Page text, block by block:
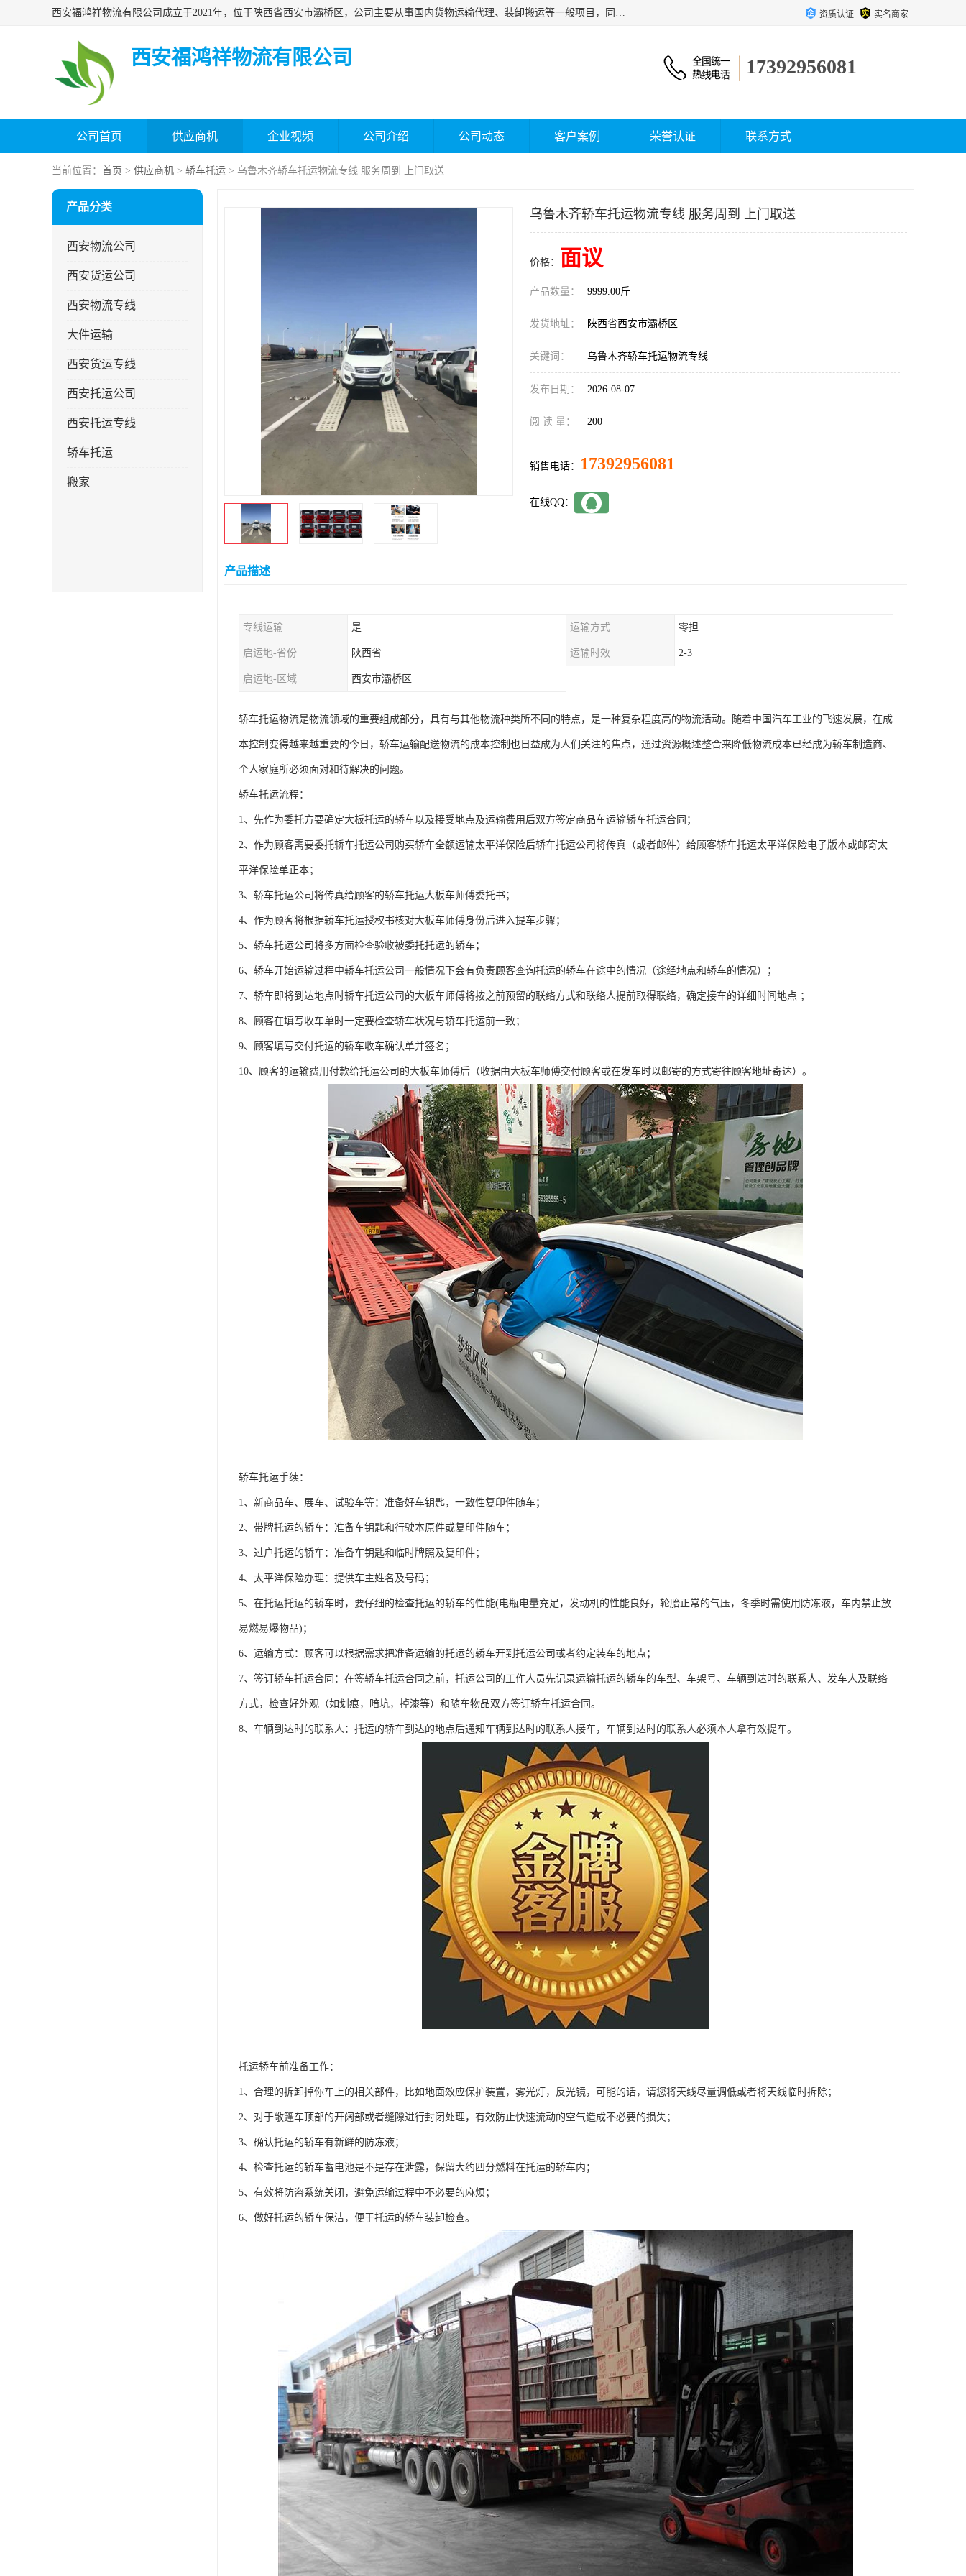
西安福鸿祥物流有限公司成立于2021年，位于陕西省西安市灞桥区，公司主要从事国内货物运输代理、装卸搬运等一般项目，同时具备道路货物运输（不含危险货物）的许可资质。凭借专业的物流服务和*的运输能力，公司致力于为客户提供安全、可靠的物流解决方案，满足多样化的运输需求，助力企业*运营。 资质认证 实名商家
西安福鸿祥物流有限公司 17392956081
公司首页 供应商机 企业视频 公司介绍 公司动态 客户案例 荣誉认证 联系方式
当前位置： 首页 > 供应商机 > 轿车托运 > 乌鲁木齐轿车托运物流专线 服务周到 上门取送
产品分类
西安物流公司
西安货运公司
西安物流专线
大件运输
西安货运专线
西安托运公司
西安托运专线
轿车托运
搬家
乌鲁木齐轿车托运物流专线 服务周到 上门取送
价格： 面议
产品数量： 9999.00斤
发货地址： 陕西省西安市灞桥区
关键词： 乌鲁木齐轿车托运物流专线
发布日期： 2026-08-07
阅 读 量： 200
销售电话： 17392956081
在线QQ：
产品描述
专线运输 是 运输方式 零担
启运地-省份 陕西省 运输时效 2-3
启运地-区域 西安市灞桥区
轿车托运物流是物流领域的重要组成部分，具有与其他物流种类所不同的特点，是一种复杂程度高的物流活动。随着中国汽车工业的飞速发展，在成
本控制变得越来越重要的今日，轿车运输配送物流的成本控制也日益成为人们关注的焦点，通过资源概述整合来降低物流成本已经成为轿车制造商、
个人家庭所必须面对和待解决的问题。
轿车托运流程：
1、先作为委托方要确定大板托运的轿车以及接受地点及运输费用后双方签定商品车运输轿车托运合同；
2、作为顾客需要委托轿车托运公司购买轿车全额运输太平洋保险后轿车托运公司将传真（或者邮件）给顾客轿车托运太平洋保险电子版本或邮寄太
平洋保险单正本；
3、轿车托运公司将传真给顾客的轿车托运大板车师傅委托书；
4、作为顾客将根据轿车托运授权书核对大板车师傅身份后进入提车步骤；
5、轿车托运公司将多方面检查验收被委托托运的轿车；
6、轿车开始运输过程中轿车托运公司一般情况下会有负责顾客查询托运的轿车在途中的情况（途经地点和轿车的情况）；
7、轿车即将到达地点时轿车托运公司的大板车师傅将按之前预留的联络方式和联络人提前取得联络，确定接车的详细时间地点 ；
8、顾客在填写收车单时一定要检查轿车状况与轿车托运前一致；
9、顾客填写交付托运的轿车收车确认单并签名；
10、顾客的运输费用付款给托运公司的大板车师傅后（收据由大板车师傅交付顾客或在发车时以邮寄的方式寄往顾客地址寄达）。
轿车托运手续：
1、新商品车、展车、试验车等：准备好车钥匙，一致性复印件随车；
2、带牌托运的轿车：准备车钥匙和行驶本原件或复印件随车；
3、过户托运的轿车：准备车钥匙和临时牌照及复印件；
4、太平洋保险办理：提供车主姓名及号码；
5、在托运托运的轿车时，要仔细的检查托运的轿车的性能(电瓶电量充足，发动机的性能良好，轮胎正常的气压，冬季时需使用防冻液，车内禁止放
易燃易爆物品)；
6、运输方式：顾客可以根据需求把准备运输的托运的轿车开到托运公司或者约定装车的地点；
7、签订轿车托运合同：在签轿车托运合同之前，托运公司的工作人员先记录运输托运的轿车的车型、车架号、车辆到达时的联系人、发车人及联络
方式，检查好外观（如划痕，暗坑，掉漆等）和随车物品双方签订轿车托运合同。
8、车辆到达时的联系人：托运的轿车到达的地点后通知车辆到达时的联系人接车，车辆到达时的联系人必须本人拿有效提车。
托运轿车前准备工作：
1、合理的拆卸掉你车上的相关部件，比如地面效应保护装置，雾光灯，反光镜，可能的话，请您将天线尽量调低或者将天线临时拆除；
2、对于敞篷车顶部的开阔部或者缝隙进行封闭处理，有效防止快速流动的空气造成不必要的损失；
3、确认托运的轿车有新鲜的防冻液；
4、检查托运的轿车蓄电池是不是存在泄露，保留大约四分燃料在托运的轿车内；
5、有效将防盗系统关闭，避免运输过程中不必要的麻烦；
6、做好托运的轿车保洁，便于托运的轿车装卸检查。